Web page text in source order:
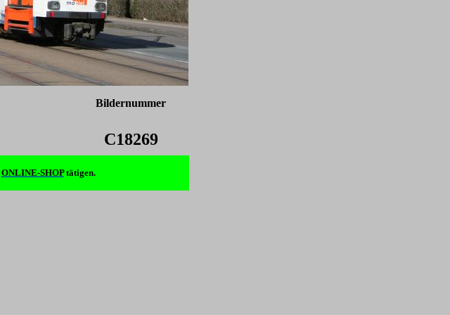
Bildernummer
C18269
ONLINE-SHOPtätigen.